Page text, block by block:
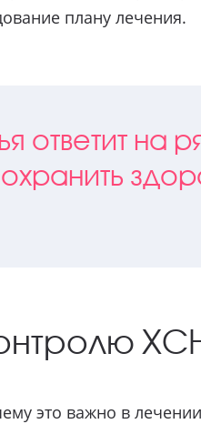
плану лечения.
ответит на
это важно в